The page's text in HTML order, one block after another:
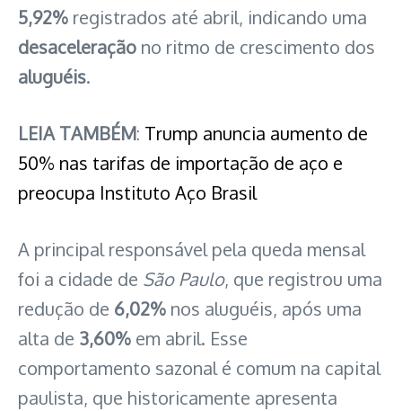
5,92% registrados até abril, indicando uma
desaceleração no ritmo de crescimento dos
aluguéis.
LEIA TAMBÉM: Trump anuncia aumento de
50% nas tarifas de importação de aço e
preocupa Instituto Aço Brasil
A principal responsável pela queda mensal
foi a cidade de São Paulo, que registrou uma
redução de 6,02% nos aluguéis, após uma
alta de 3,60% em abril. Esse
comportamento sazonal é comum na capital
paulista, que historicamente apresenta